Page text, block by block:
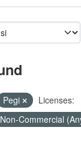
Pegi
Licenses:
Commercial